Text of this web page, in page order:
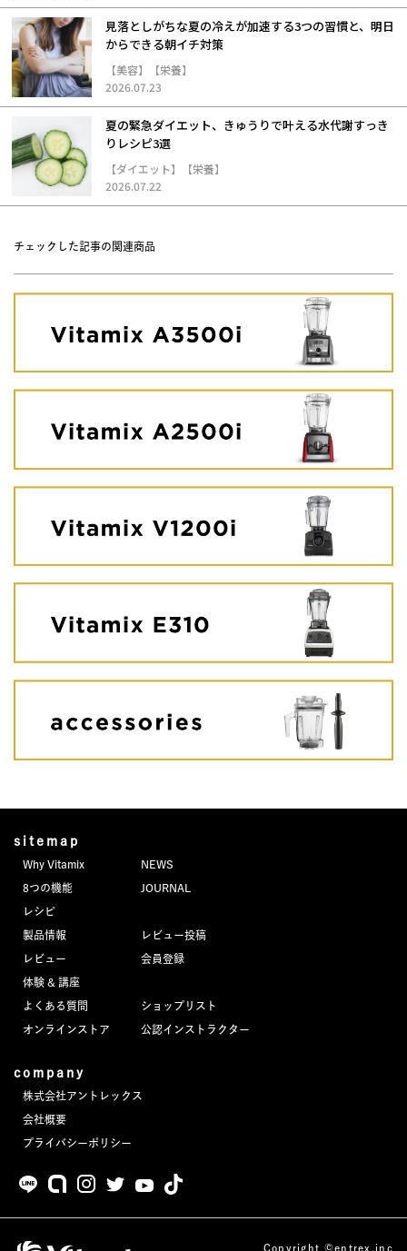
見落としがちな夏の冷えが加速する3つの習慣と、明日
からできる朝イチ対策
【美容】【栄養】
2026.07.23
夏の緊急ダイエット、きゅうりで叶える水代謝すっき
りレシピ3選
【ダイエット】【栄養】
2026.07.22
チェックした記事の関連商品
sitemap
Why Vitamix
8つの機能
レシピ
製品情報
レビュー
体験 & 講座
よくある質問
オンラインストア
NEWS
JOURNAL
レビュー投稿
会員登録
ショップリスト
公認インストラクター
company
株式会社アントレックス
会社概要
プライバシーポリシー
Copyright ©entrex.inc